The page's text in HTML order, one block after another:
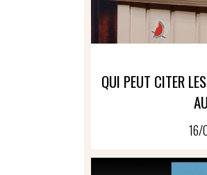
QUI PEUT CITER